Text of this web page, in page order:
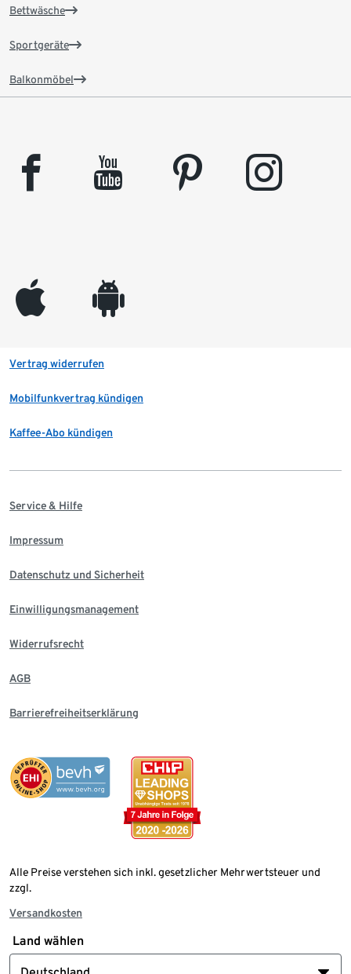
Bettwäsche
Sportgeräte
Balkonmöbel
facebook youtube pinterest instagram
appleinc android
Vertrag widerrufen
Mobilfunkvertrag kündigen
Kaffee-Abo kündigen
Service & Hilfe
Impressum
Datenschutz und Sicherheit
Einwilligungsmanagement
Widerrufsrecht
AGB
Barrierefreiheitserklärung
Alle Preise verstehen sich inkl. gesetzlicher Mehrwertsteuer und
zzgl.
Versandkosten
Land wählen